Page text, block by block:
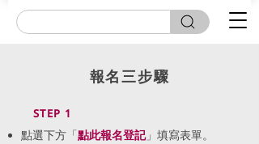
報名三步驟
STEP 1
點選下方「點此報名登記」填寫表單。